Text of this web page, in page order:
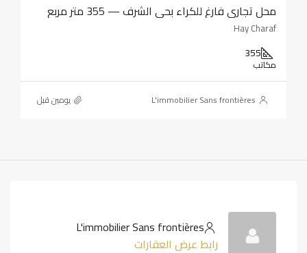
محل تجاري فارغ للكراء بحي الشرف — 355 متر مربع
Hay Charaf
355
مكاتب
L'immobilier Sans frontières ‏يومين قبل
L'immobilier Sans frontières
رابط عرض العقارات